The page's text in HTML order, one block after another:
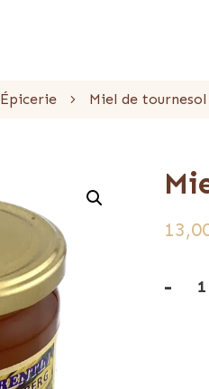
Épicerie Miel de tournesol
-